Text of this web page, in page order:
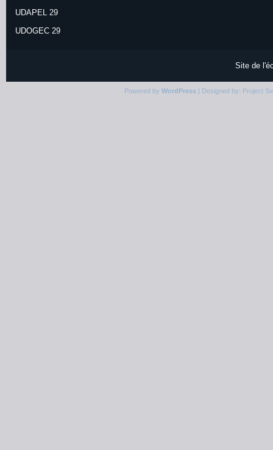
UDAPEL 29
UDOGEC 29
Site de
Powered by WordPress| Designed by: Project